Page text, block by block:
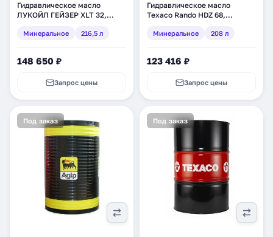
Гидравлическое масло
ЛУКОЙЛ ГЕЙЗЕР XLT 32,
(1599729)
Минеральное 216,5 л
148 650 ₽
Запрос цены
Гидравлическое масло
Texaco Rando HDZ 68,
(802934DEE)
Минеральное 208 л
123 416 ₽
Запрос цены
Под заказ Под заказ